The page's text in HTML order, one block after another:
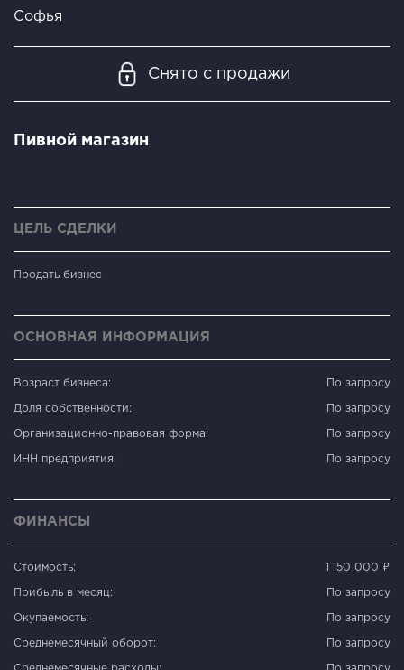
Софья
Снято с продажи
Пивной магазин
ЦЕЛЬ СДЕЛКИ
Продать бизнес
ОСНОВНАЯ ИНФОРМАЦИЯ
Возраст бизнеса: По запросу
Доля собственности: По запросу
Организационно-правовая форма: По запросу
ИНН предприятия: По запросу
ФИНАНСЫ
Стоимость: 1 150 000 ₽
Прибыль в месяц: По запросу
Окупаемость: По запросу
Среднемесячный оборот: По запросу